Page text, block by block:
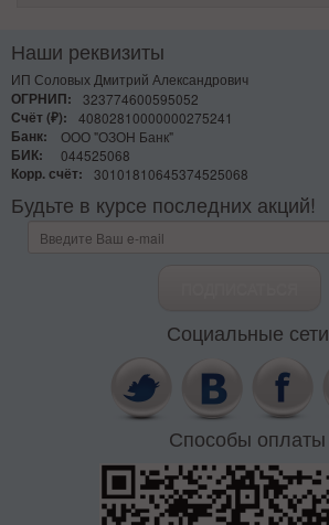
Наши реквизиты
ИП Соловых Дмитрий Александрович
ОГРНИП:
323774600595052
Счёт (₽):
40802810000000275241
Банк:
ООО "ОЗОН Банк"
БИК:
044525068
Корр. счёт:
30101810645374525068
Будьте в курсе последних акций!
Социальные сети
Способы оплаты